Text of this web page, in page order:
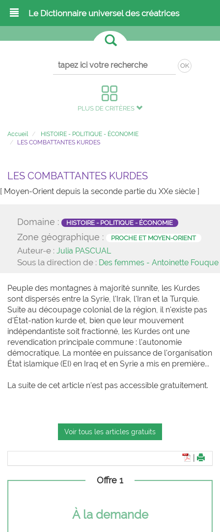
Le Dictionnaire universel des créatrices
OK
PLUS DE CRITÈRES
Accueil
HISTOIRE - POLITIQUE - ÉCONOMIE
LES COMBATTANTES KURDES
LES COMBATTANTES KURDES
[ Moyen-Orient depuis la seconde partie du XXe siècle ]
Domaine : HISTOIRE - POLITIQUE - ÉCONOMIE
Zone géographique : PROCHE ET MOYEN-ORIENT
Auteur-e : Julia PASCUAL
Sous la direction de : Des femmes - Antoinette Fouque
Peuple des montagnes à majorité sunnite, les Kurdes
sont dispersés entre la Syrie, l'Irak, l'Iran et la Turquie.
Suite au découpage colonial de la région, il n'existe pas
d'État-nation kurde et, bien que leur mouvement
indépendantiste soit fractionné, les Kurdes ont une
revendication principale commune : l'autonomie
démocratique. La montée en puissance de l'organisation
État islamique (EI) en Iraq et en Syrie a mis en première...
La suite de cet article n'est pas accessible gratuitement.
Voir tous les articles gratuits
Offre 1
À la demande